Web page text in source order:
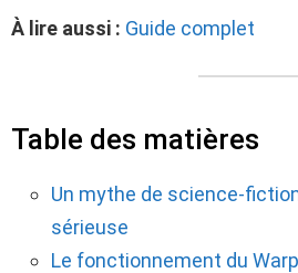
À lire aussi : Guide complet
Table des matières
Un mythe de science-
sérieuse
Le fonctionnement du